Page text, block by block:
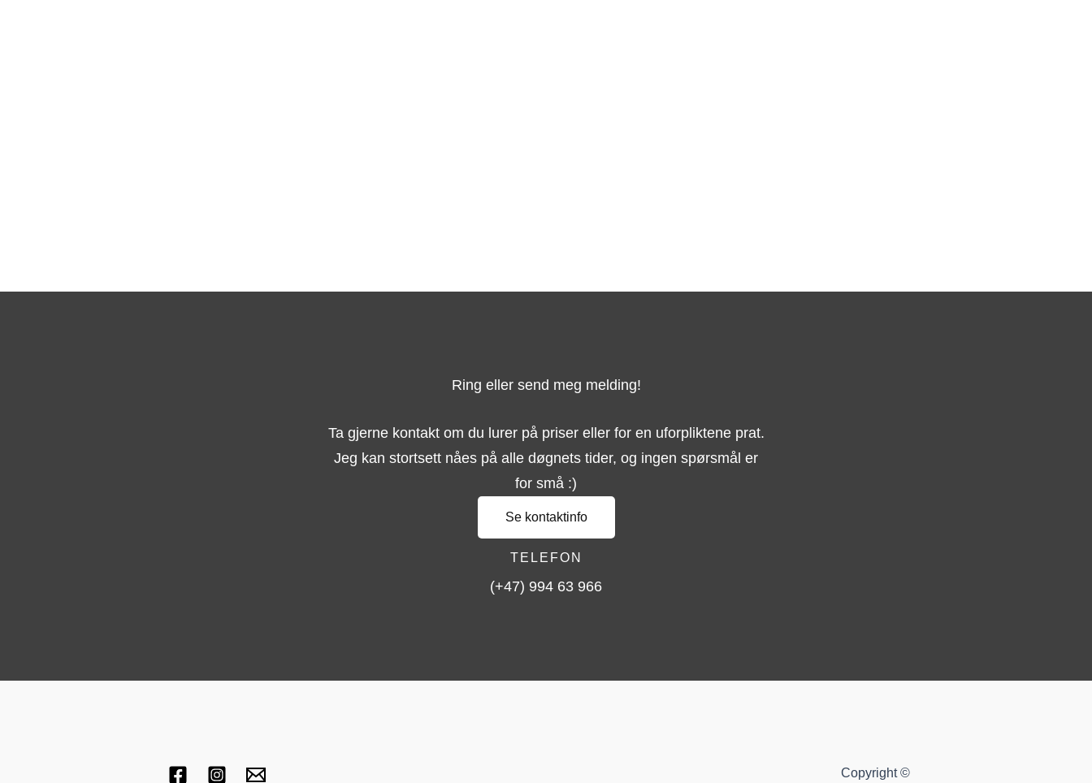
Ring eller send meg melding!
Ta gjerne kontakt om du lurer på priser eller for en uforpliktene prat.
Jeg kan stortsett nåes på alle døgnets tider, og ingen spørsmål er
for små :)
Se kontaktinfo
TELEFON
(+47) 994 63 966
Copyright ©